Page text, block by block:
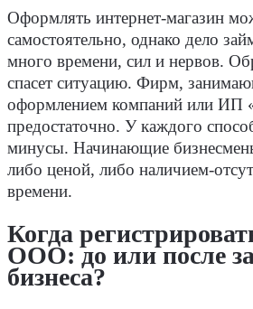
Оформлять интернет-магазин
самостоятельно, однако дело
много времени, сил и нервов.
спасет ситуацию. Фирм,
оформлением компаний или ИП
предостаточно. У каждого
минусы. Начинающие
либо ценой, либо наличием-
времени.
Когда
ООО: до или после
бизнеса?